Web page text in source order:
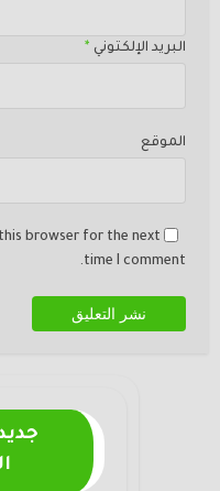
البريد الإلكتوني *
الموقع
browser for the next
time I comment.